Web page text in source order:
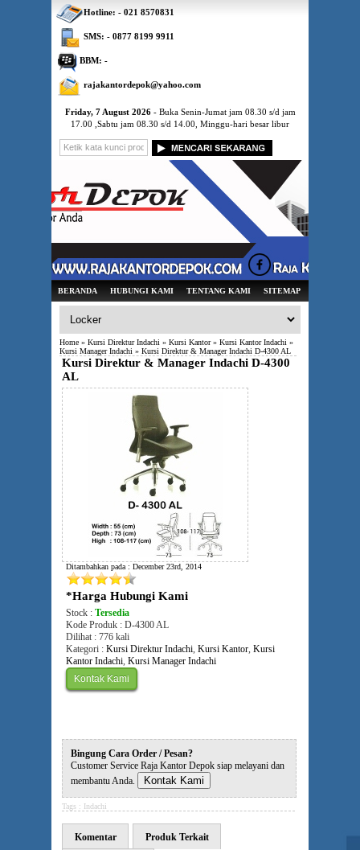
Friday, 7 August 2026- Buka Senin-Jumat jam 08.30 s/d jam
17.00 ,Sabtu jam 08.30 s/d 14.00, Minggu-hari besar libur
BERANDA HUBUNGI KAMI TENTANG KAMI SITEMAP
Home » Kursi Direktur Indachi » Kursi Kantor» Kursi Kantor Indachi »
Kursi Manager Indachi » Kursi Direktur & Manager Indachi D-4300 AL
Kursi Direktur & Manager Indachi D-4300
AL
Ditambahkan pada : December 23rd, 2014
*Harga Hubungi Kami
Stock : Tersedia
Kode Produk : D-4300 AL
Dilihat : 776 kali
Kategori : Kursi Direktur Indachi, Kursi Kantor, Kursi
Kantor Indachi, Kursi Manager Indachi
Kontak Kami
Bingung Cara Order / Pesan?
Customer Service Raja Kantor Depok siap melayani dan
membantu Anda.
Kontak Kami
Tags : Indachi
Komentar Produk Terkait
Hotline: - 021 8570831
SMS: - 0877 8199 9911
BBM: -
rajakantordepok@yahoo.com